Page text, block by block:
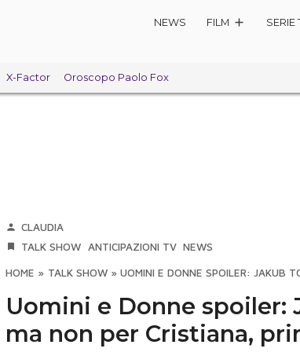
NEWS FILM SERIE
X-Factor Oroscopo Paolo Fox
CLAUDIA
TALK SHOW ANTICIPAZIONI TV NEWS
HOME » TALK SHOW » UOMINI E DONNE SPOILER: JAKUB
Uomini e Donne spoiler:
ma non per Cristiana,